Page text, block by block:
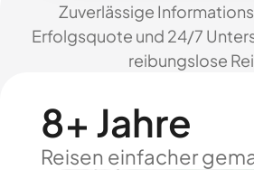
Zuverlässige
Erfolgsquote und 24/7
reibungslose
8+ Jahre
Reisen einfacher